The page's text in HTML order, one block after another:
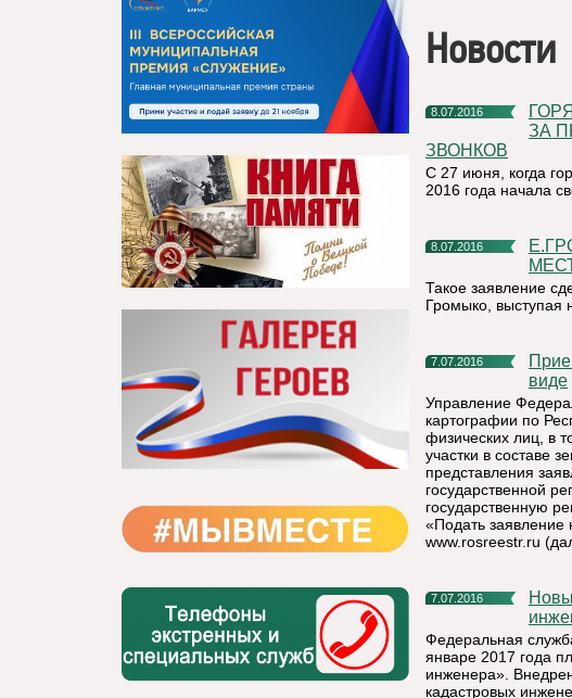
Новости
8.07.2016
ГОРЯЧАЯ ЛИНИЯ СЕЛЬСКОХОЗЯЙСТВЕННОЙ ПЕРЕПИСИ
ЗА
ЗВОНКОВ
С 27 июня, когда
2016 года начала
8.07.2016
Е.ГРОМЫКО: НА ДАННЫЙ МОМЕНТ ПЕРЕПИСЬ НА
Такое заявление
Громыко, выступая
7.07.2016
Прием документов на регистрацию прав в электронном
виде
Управление
картографии по
физических лиц, в
участки в составе
представления
государственной
государственную
«Подать заявление
www.rosreestr.ru
7.07.2016
Новый сервис Росреестра «Личный кабинет кадастрового
Федеральная
январе 2017 года
инженера».
кадастровых